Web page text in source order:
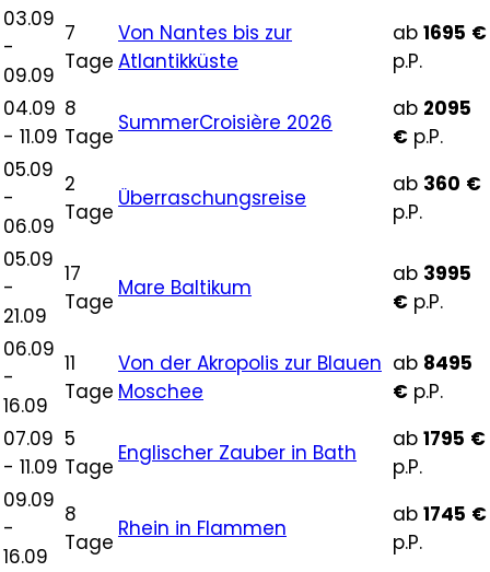
03.09
-
09.09
7
Tage
Von Nantes bis zur
Atlantikküste
ab 1695 €
p.P.
04.09
- 11.09
8
Tage
SummerCroisière 2026
ab 2095
€ p.P.
05.09
-
06.09
2
Tage
Überraschungsreise
ab 360 €
p.P.
05.09
-
21.09
17
Tage
Mare Baltikum
ab 3995
€ p.P.
06.09
-
16.09
11
Tage
Von der Akropolis zur Blauen
Moschee
ab 8495
€ p.P.
07.09
- 11.09
5
Tage
Englischer Zauber in Bath
ab 1795 €
p.P.
09.09
-
16.09
8
Tage
Rhein in Flammen
ab 1745 €
p.P.